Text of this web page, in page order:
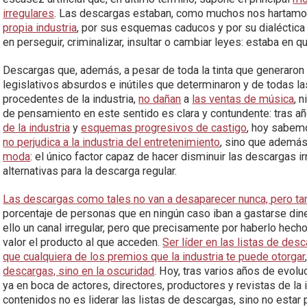
irregulares. Las descargas estaban, como muchos nos
propia industria, por sus esquemas caducos y por su
en perseguir, criminalizar, insultar o cambiar leyes: estaba en
Descargas que, además, a pesar de toda la tinta que
legislativos absurdos e inútiles que determinaron y de todas
procedentes de la industria,no dañan a las ventas de música,
de pensamiento en este sentido es clara y contundente: tras
de la industria yesquemas progresivos de castigo, hoy
no perjudica a la industria del entretenimiento, sino que
moda: el único factor capaz de hacer disminuir las descargas
alternativas para la descarga regular.
Las descargas como tales no van a desaparecer nunca, pero
porcentaje de personas que en ningún caso iban a gastarse
ello un canal irregular, pero que precisamente por haberlo
valor el producto al que acceden.Ser líder en las listas de
que cualquiera de los premios que la industria te puede otorgar
descargas, sino en la oscuridad. Hoy, tras varios años de
ya en boca de actores, directores, productores y revistas de
contenidos no es liderar las listas de descargas, sino no estar